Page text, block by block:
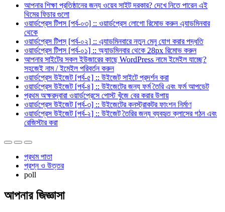
আপনার শিক্ষা প্রতিষ্ঠানের জন্য ওয়েব সাইট দরকার? দেখে নিতে পারেন এই
থিমের ফিচার গুলো
ওয়ার্ডপ্রেস টিপস [পর্ব-০৩] :: ওয়ার্ডপ্রেস লোগো রিমোভ করুন এ্যাডমিনবার
থেকে
ওয়ার্ডপ্রেস টিপস্ [পর্ব-০২] :: এ্যাডমিনবারে নতুন মেনু যোগ করার পদ্ধতি
ওয়ার্ডপ্রেস টিপস [পর্ব-০১] :: অ্যাডমিনবার থেকে 28px রিমোভ করুন
আপনার সাইটের সকল ইউজারের কাছে WordPress নামে ইমেইল যাচ্ছে?
সহজেই নাম / ইমেইল পরিবর্তন করুন
ওয়ার্ডপ্রেস উইজেট [পর্ব-৫] :: উইজেট সাইটে প্রদর্শন করা
ওয়ার্ডপ্রেস উইজেট [পর্ব-৪] :: উইজেটের জন্য ফর্ম তৈরি এবং ফর্ম আপডেট
প্রথম অক্ষরদ্বারা ওয়ার্ডপ্রেসে পোস্ট খুঁজে বের করার উপায়
ওয়ার্ডপ্রেস উইজেট [পর্ব-৩] :: উইজেটের কনস্ট্রাকটর ফাংশন নির্মাণ
ওয়ার্ডপ্রেস উইজেট [পর্ব-২] :: উইজেট তৈরির জন্য ব্যবহৃত ক্লাসের গঠন এবং
রেজিস্টার করা
প্রথম পাতা
প্রশ্ন ও উত্তর
poll
আপনার জিজ্ঞাসা